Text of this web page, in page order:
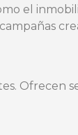
el
Ofrecen